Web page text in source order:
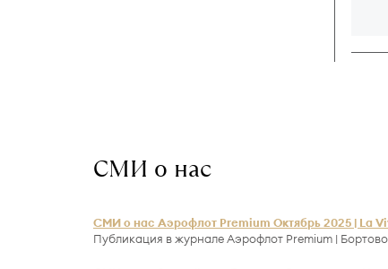
СМИ о нас
СМИ о нас Аэрофлот Premium Октябрь 2025 | La
Публикация в журнале Аэрофлот Premium |